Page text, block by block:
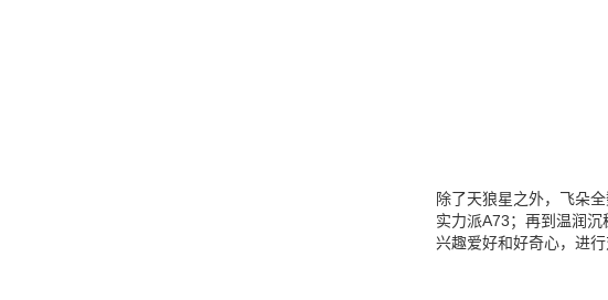
除了天狼星之外，飞朵
实力派A73；再到温润
兴趣爱好和好奇心，进行